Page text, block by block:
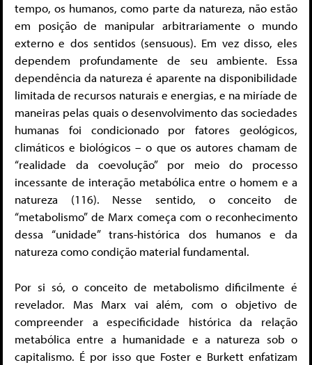
tempo, os humanos, como parte da natureza, não estão
em posição de manipular arbitrariamente o mundo
externo e dos sentidos (sensuous). Em vez disso, eles
dependem profundamente de seu ambiente. Essa
dependência da natureza é aparente na disponibilidade
limitada de recursos naturais e energias, e na miríade de
maneiras pelas quais o desenvolvimento das sociedades
humanas foi condicionado por fatores geológicos,
climáticos e biológicos – o que os autores chamam de
“realidade da coevolução” por meio do processo
incessante de interação metabólica entre o homem e a
natureza (116). Nesse sentido, o conceito de
“metabolismo” de Marx começa com o reconhecimento
dessa “unidade” trans-histórica dos humanos e da
natureza como condição material fundamental.
Por si só, o conceito de metabolismo dificilmente é
revelador. Mas Marx vai além, com o objetivo de
compreender a especificidade histórica da relação
metabólica entre a humanidade e a natureza sob o
capitalismo. É por isso que Foster e Burkett enfatizam